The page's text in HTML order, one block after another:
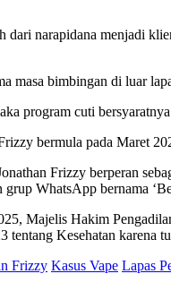
dari narapidana menjadi
masa bimbingan di luar
program cuti
bermula pada Maret
Frizzy berperan
WhatsApp bernama
Majelis Hakim
Kesehatan karena
Frizzy Kasus Vape Lapas